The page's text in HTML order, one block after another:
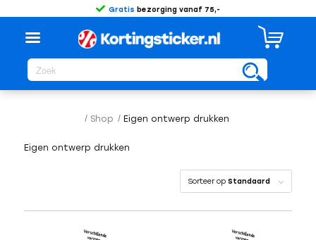
Gratis bezorging vanaf 75,-
/ Shop / Eigen ontwerp drukken
Eigen ontwerp drukken
Sorteer opStandaard